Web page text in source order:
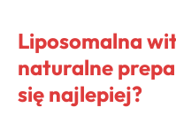
Liposomalna
naturalne
się najlepiej?